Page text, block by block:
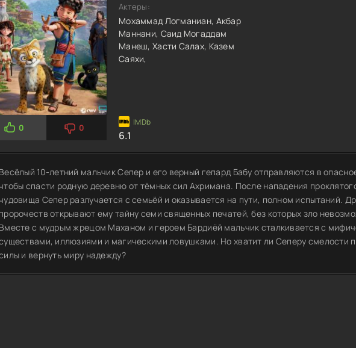
0 0
Актеры:
Мохаммад Логманиан, Акбар
Маннани, Саид Могаддам
Манеш, Хасти Салах, Казем
Саяхи,
6.1
Весёлый 10-летний мальчик Сепер и его верный гепард Бабу отправляются в
спасти родную деревню от тёмных сил Ахримана. После нападения
Сепер разлучается с семьёй и оказывается на пути, полном испытаний.
пророчеств открывают ему тайну семи священных печатей, без которых зло
Вместе с мудрым жрецом Маханом и героем Бардиёй мальчик сталкивается с
иллюзиями и магическими ловушками. Но хватит ли Сеперу смелости
и вернуть миру надежду?